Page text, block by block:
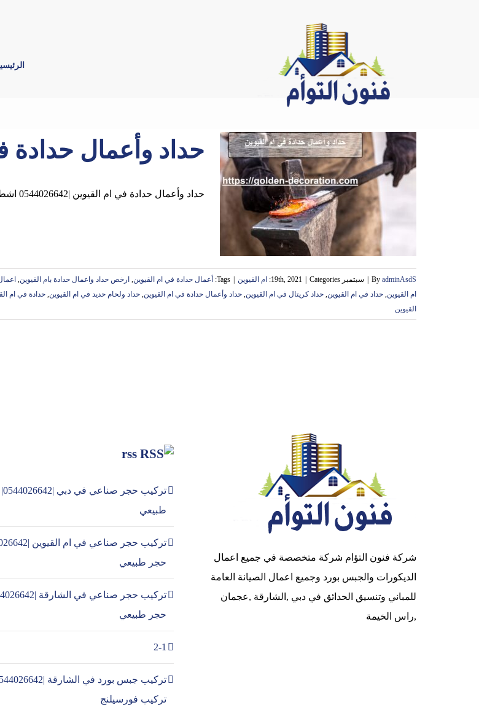
حداد وأعمال حدادة في ام
حداد وأعمال حدادة في ام القيوين |0544026642 اشطر حداد ولحام حديد وفني كريتال رقم 1
By adminAsdS سبتمبر 19th, 2021 Categories: ام القيوين Tags: أعمال حدادة في ام القيوين, ارخص حداد واعمال حدادة بام القيوين,
ام القيوين, حداد في ام القيوين, حداد كريتال في ام القيوين, حداد وأعمال حدادة في ام القيوين, حداد ولحام حديد في ام القيوين, حدادة في ام
القيوين
شركة فنون التؤام شركة متخصصة في جميع اعمال
الديكورات والجبس بورد وجميع اعمال الصيانة العامة
للمباني وتنسيق الحدائق في دبي ,الشارقة ,عجمان
,راس الخيمة
rss
طبيعي
حجر طبيعي
حجر طبيعي
2-1
تركيب فورسيلنج